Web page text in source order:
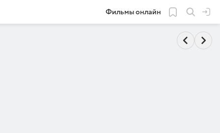
Фильмы онлайн